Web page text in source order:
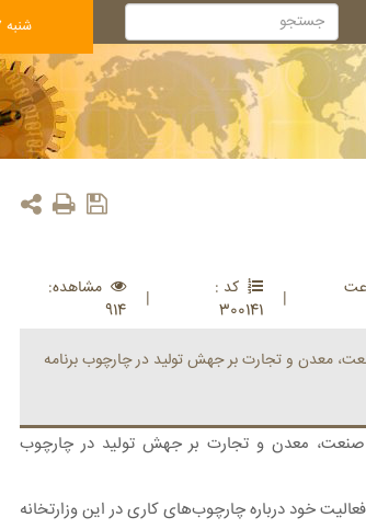
شنبه 17 مرداد 1405
1403 ساعت
|
کد :
300141
|
مشاهده:
914
معدن و تجارت بر جهش تولید در چارچوب برنامه
صنعت، معدن و تجارت بر جهش تولید در چارچوب
خود درباره چارچوب‌های کاری در این وزارتخانه